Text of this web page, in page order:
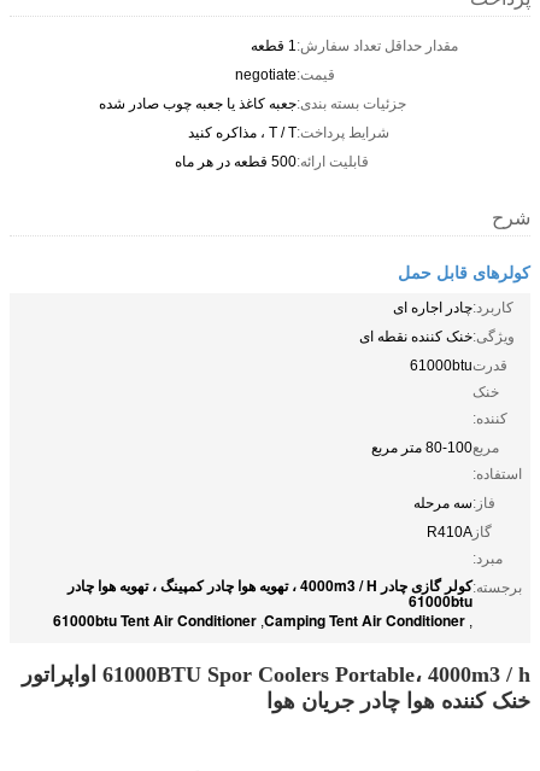
مقدار حداقل تعداد سفارش:1 قطعه
قیمت:negotiate
جزئیات بسته بندی:جعبه کاغذ یا جعبه چوب صادر شده
شرایط پرداخت:T / T ، مذاکره کنید
قابلیت ارائه:500 قطعه در هر ماه
شرح
کولرهای قابل حمل
کاربرد:چادر اجاره ای
ویژگی:خنک کننده نقطه ای
قدرت
خنک
کننده:
61000btu
مربع
استفاده:
80-100 متر مربع
فاز:سه مرحله
گاز
مبرد:
R410A
برجسته: کولر گازی چادر 4000m3 / H ، تهویه هوا چادر کمپینگ ، تهویه هوا چادر
61000btu
,
Camping Tent Air Conditioner
,
61000btu Tent Air Conditioner
61000BTU Spor Coolers Portable، 4000m3 / h اواپراتور
خنک کننده هوا چادر جریان هوا